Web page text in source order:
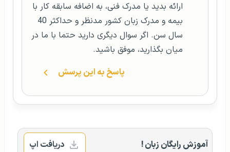
ارائه بدید یا مدرک فنی، به اضافه سابقه کار با
بیمه و مدرک زبان کشور مدنظر و حداکثر 40
سال سن. اگر سوال دیگری دارید حتما با ما در
میان بگذارید، موفق باشید.
پاسخ به این پرسش
آموزش رایگان زبان ! دریافت اپ